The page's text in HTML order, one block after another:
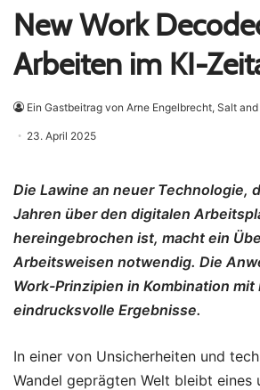
New Work
Arbeiten im KI-
Ein Gastbeitrag von Arne Engelbrecht, Salt
23. April 2025
Die Lawine an neuer Technologie,
Jahren über den digitalen
hereingebrochen ist, macht ein
Arbeitsweisen notwendig. Die
Work-Prinzipien in Kombination
eindrucksvolle Ergebnisse.
In einer von Unsicherheiten und
Wandel geprägten Welt bleibt eines